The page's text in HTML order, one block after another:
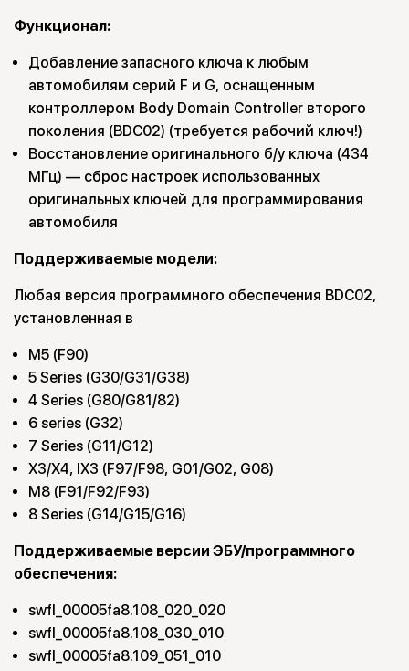
Функционал:
Добавление запасного ключа к любым
автомобилям серий F и G, оснащенным
контроллером Body Domain Controller второго
поколения (BDC02) (требуется рабочий ключ!)
Восстановление оригинального б/у ключа (434
МГц) — сброс настроек использованных
оригинальных ключей для программирования
автомобиля
Поддерживаемые модели:
Любая версия программного обеспечения BDC02,
установленная в
M5 (F90)
5 Series (G30/G31/G38)
4 Series (G80/G81/82)
6 series (G32)
7 Series (G11/G12)
X3/X4, IX3 (F97/F98, G01/G02, G08)
M8 (F91/F92/F93)
8 Series (G14/G15/G16)
Поддерживаемые версии ЭБУ/программного
обеспечения:
swfl_00005fa8.108_020_020
swfl_00005fa8.108_030_010
swfl_00005fa8.109_051_010